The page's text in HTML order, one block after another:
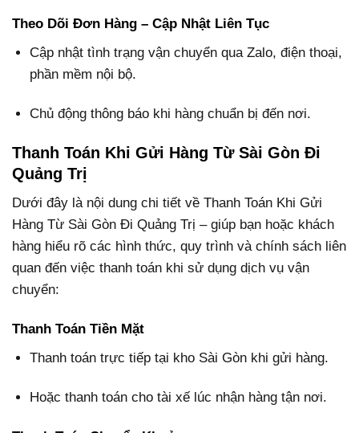
Theo Dõi Đơn Hàng – Cập Nhật Liên Tục
Cập nhật tình trạng vận chuyển qua Zalo, điện thoại,
phần mềm nội bộ.
Chủ động thông báo khi hàng chuẩn bị đến nơi.
Thanh Toán Khi Gửi Hàng Từ Sài Gòn Đi
Quảng Trị
Dưới đây là nội dung chi tiết về Thanh Toán Khi Gửi
Hàng Từ Sài Gòn Đi Quảng Trị – giúp bạn hoặc khách
hàng hiểu rõ các hình thức, quy trình và chính sách liên
quan đến việc thanh toán khi sử dụng dịch vụ vận
chuyển:
Thanh Toán Tiền Mặt
Thanh toán trực tiếp tại kho Sài Gòn khi gửi hàng.
Hoặc thanh toán cho tài xế lúc nhận hàng tận nơi.